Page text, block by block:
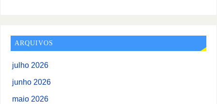
ARQUIVOS
julho 2026
junho 2026
maio 2026